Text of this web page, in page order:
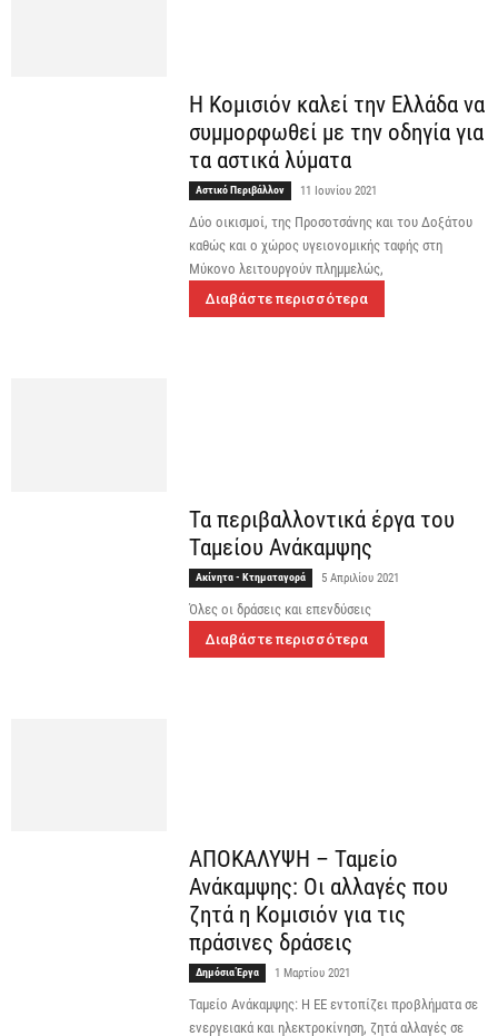
Η Κομισιόν καλεί την Ελλάδα να
συμμορφωθεί με την οδηγία για
τα αστικά λύματα
Αστικό Περιβάλλον 11 Ιουνίου 2021
Δύο οικισμοί, της Προσοτσάνης και του Δοξάτου
καθώς και ο χώρος υγειονομικής ταφής στη
Μύκονο λειτουργούν πλημμελώς,
Διαβάστε περισσότερα
Τα περιβαλλοντικά έργα του
Ταμείου Ανάκαμψης
Ακίνητα - Κτηματαγορά 5 Απριλίου 2021
Όλες οι δράσεις και επενδύσεις
Διαβάστε περισσότερα
ΑΠΟΚΑΛΥΨΗ – Ταμείο
Ανάκαμψης: Oι αλλαγές που
ζητά η Κομισιόν για τις
πράσινες δράσεις
Δημόσια Έργα 1 Μαρτίου 2021
Ταμείο Ανάκαμψης: Η ΕΕ εντοπίζει προβλήματα σε
ενεργειακά και ηλεκτροκίνηση, ζητά αλλαγές σε